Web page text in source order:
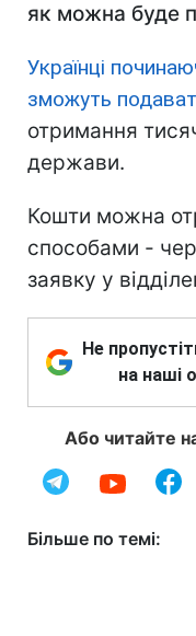
як можна буде
Українці
зможуть
отримання
держави.
Кошти можна
способами -
заявку у
Не
на наші
Або читайте
Більше по темі: